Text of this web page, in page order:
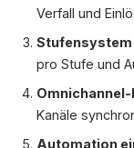
Verfall und
pro Stufe und
Kanäle
Automation